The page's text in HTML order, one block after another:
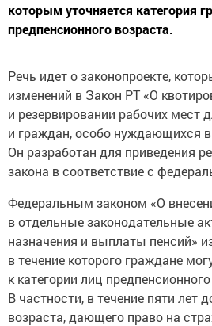
которым уточняется категория
предпенсионного возраста.
Речь идет о законопроекте,
изменений в Закон РТ «О
и резервировании рабочих мест
и граждан, особо нуждающихся
Он разработан для приведения
закона в соответствие с
Федеральным законом «О
в отдельные законодательные
назначения и выплаты пенсий»
в течение которого граждане
к категории лиц
В частности, в течение пяти лет
возраста, дающего право на